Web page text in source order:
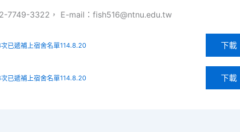
7749-3322， E-mail：fish516@ntnu.edu.tw
已遞補上宿舍名單114.8.20 下載
已遞補上宿舍名單114.8.20 下載